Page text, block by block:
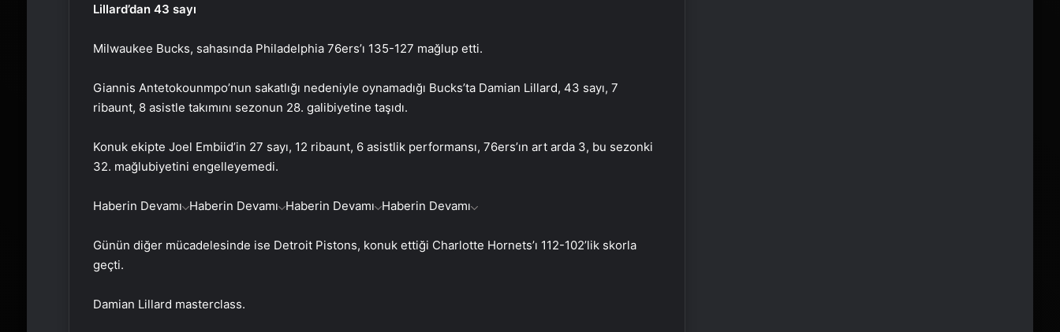
Lillard’dan 43 sayı
Milwaukee Bucks, sahasında Philadelphia 76ers’ı 135-127 mağlup etti.
Giannis Antetokounmpo’nun sakatlığı nedeniyle oynamadığı Bucks’ta Damian Lillard, 43 sayı, 7
ribaunt, 8 asistle takımını sezonun 28. galibiyetine taşıdı.
Konuk ekipte Joel Embiid’in 27 sayı, 12 ribaunt, 6 asistlik performansı, 76ers’ın art arda 3, bu sezonki
32. mağlubiyetini engelleyemedi.
Haberin Devamı Haberin Devamı Haberin Devamı Haberin Devamı
Günün diğer mücadelesinde ise Detroit Pistons, konuk ettiği Charlotte Hornets’ı 112-102’lik skorla
geçti.
Damian Lillard masterclass.